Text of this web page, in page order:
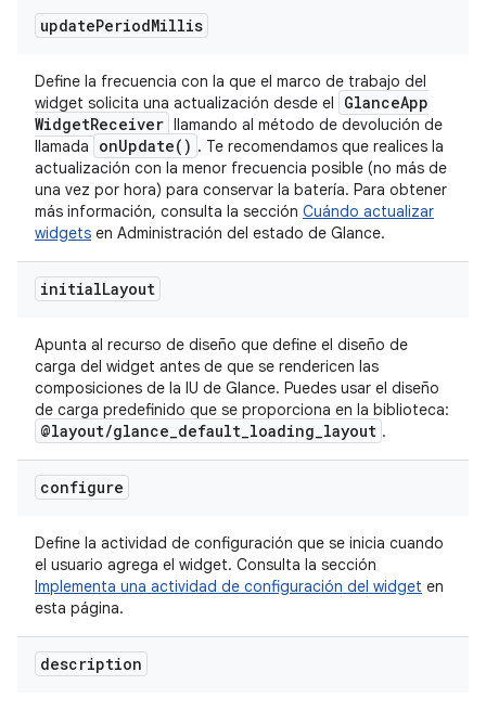
updatePeriodMillis
Define la frecuencia con la que el marco de trabajo del
widget solicita una actualización desde el
GlanceApp
WidgetReceiver llamando al método de devolución de
llamada
onUpdate( ) . Te recomendamos que realices la
actualización con la menor frecuencia posible (no más de
una vez por hora) para conservar la batería. Para obtener
más información, consulta la sección Cuándo actualizar
widgets en Administración del estado de Glance.
initialLayout
Apunta al recurso de diseño que define el diseño de
carga del widget antes de que se rendericen las
composiciones de la IU de Glance. Puedes usar el diseño
de carga predefinido que se proporciona en la biblioteca:
@layout/glance_default_loading_layout .
configure
Define la actividad de configuración que se inicia cuando
el usuario agrega el widget. Consulta la sección
Implementa una actividad de configuración del widget en
esta página.
description